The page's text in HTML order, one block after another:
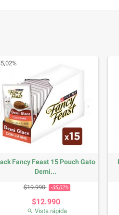
Fancy Feast 15 Pouch Gato
Demi...
Precio base
$19.990 -35,02% Precio
$12.990
 Vista rápida